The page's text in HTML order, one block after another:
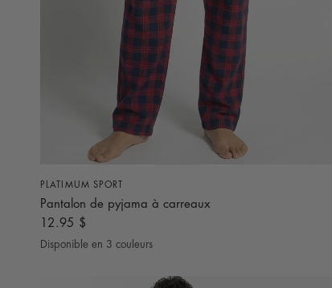
PLATIMUM SPORT
Pantalon de pyjama à carreaux
12.95 $
Rouge
Disponible en 3 couleurs